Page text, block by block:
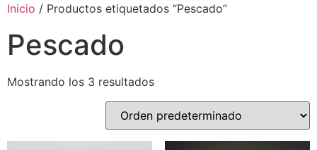
Inicio / Productos etiquetados “Pescado”
Pescado
Mostrando los 3 resultados